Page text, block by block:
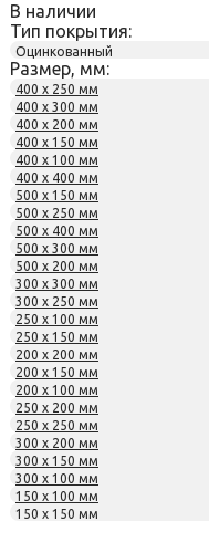
В наличии
Тип покрытия:
Оцинкованный
Размер, мм:
400 x 250 мм
400 x 300 мм
400 x 200 мм
400 x 150 мм
400 x 100 мм
400 x 400 мм
500 x 150 мм
500 x 250 мм
500 x 400 мм
500 x 300 мм
500 x 200 мм
300 x 300 мм
300 x 250 мм
250 x 100 мм
250 x 150 мм
200 x 200 мм
200 x 150 мм
200 x 100 мм
250 x 200 мм
250 x 250 мм
300 x 200 мм
300 x 150 мм
300 x 100 мм
150 x 100 мм
150 x 150 мм